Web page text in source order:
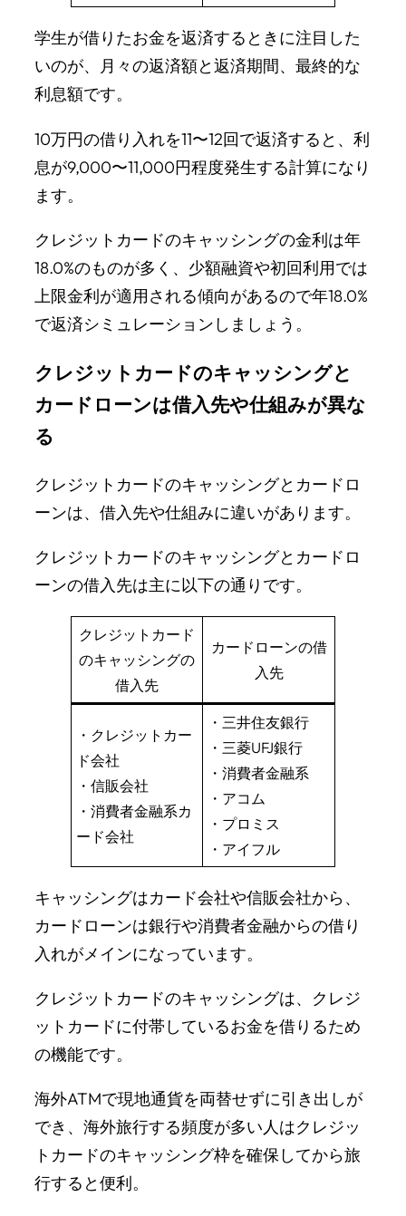
学生が借りたお金を返済するときに注目した
いのが、月々の返済額と返済期間、最終的な
利息額です。
10万円の借り入れを11〜12回で返済すると、利
息が9,000〜11,000円程度発生する計算になり
ます。
クレジットカードのキャッシングの金利は年
18.0%のものが多く、少額融資や初回利用では
上限金利が適用される傾向があるので年18.0%
で返済シミュレーションしましょう。
クレジットカードのキャッシングと
カードローンは借入先や仕組みが異な
る
クレジットカードのキャッシングとカードロ
ーンは、借入先や仕組みに違いがあります。
クレジットカードのキャッシングとカードロ
ーンの借入先は主に以下の通りです。
クレジットカード
のキャッシングの
借入先
カードローンの借
入先
・クレジットカー
ド会社
・信販会社
・消費者金融系カ
ード会社
・三井住友銀行
・三菱UFJ銀行
・消費者金融系
・アコム
・プロミス
・アイフル
キャッシングはカード会社や信販会社から、
カードローンは銀行や消費者金融からの借り
入れがメインになっています。
クレジットカードのキャッシングは、クレジ
ットカードに付帯しているお金を借りるため
の機能です。
海外ATMで現地通貨を両替せずに引き出しが
でき、海外旅行する頻度が多い人はクレジッ
トカードのキャッシング枠を確保してから旅
行すると便利。